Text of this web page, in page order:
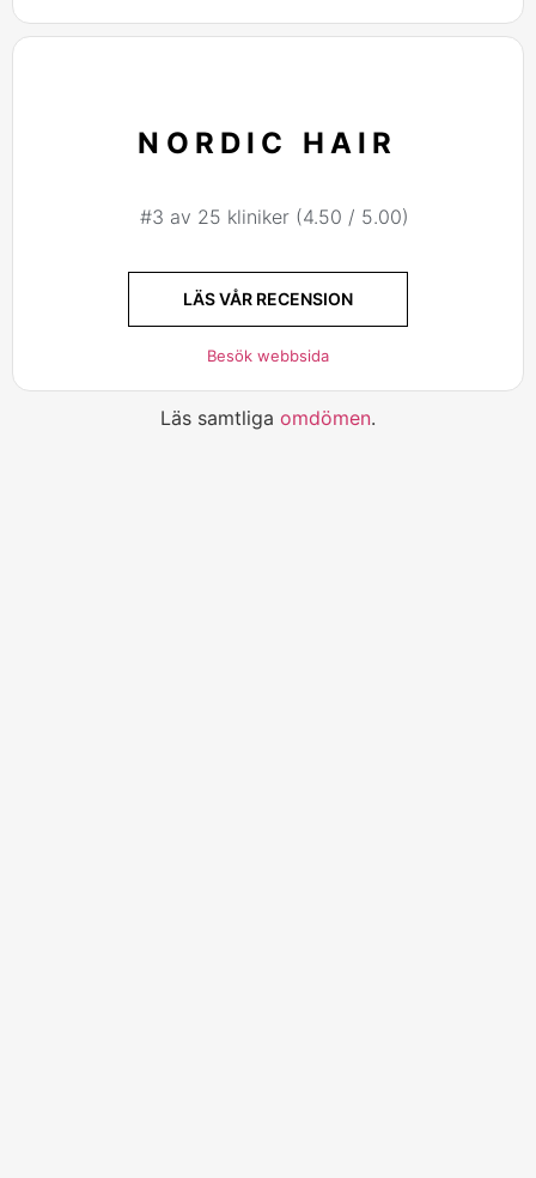
NORDIC HAIR
#3 av 25 kliniker (4.50 / 5.00)
LÄS VÅR RECENSION
Besök webbsida
Läs samtliga omdömen.